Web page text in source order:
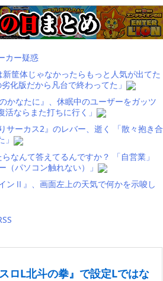
カー疑惑
新筐体じゃなかったらもっと人気が出てた
化版だから凡台で終わってた」
かなたに』、休眠中のユーザーをガッツ
ならまた打ちに行く」
サーカス2』のレバー、逝く 「散々抱き合
なんて答えてるんですか？ 「自営業」
（パソコン触れない）」
ンⅡ』、画面左上の天気で何かを示唆し
ロL北斗の拳』で設定Lではな